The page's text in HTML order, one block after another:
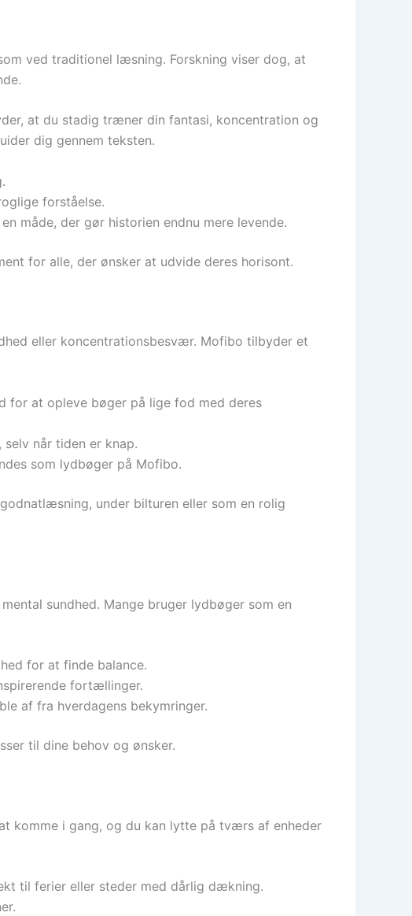
ved traditionel læsning. Forskning viser dog, at
at du stadig træner din fantasi, koncentration og
dig gennem teksten.
forståelse.
måde, der gør historien endnu mere levende.
for alle, der ønsker at udvide deres horisont.
eller koncentrationsbesvær. Mofibo tilbyder et
for at opleve bøger på lige fod med deres
når tiden er knap.
som lydbøger på Mofibo.
under bilturen eller som en rolig
sundhed. Mange bruger lydbøger som en
for at finde balance.
fortællinger.
af fra hverdagens bekymringer.
til dine behov og ønsker.
komme i gang, og du kan lytte på tværs af enheder
til ferier eller steder med dårlig dækning.